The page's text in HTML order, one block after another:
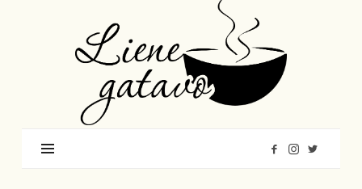
Gatavo
–
Mana
garšu
pasaule